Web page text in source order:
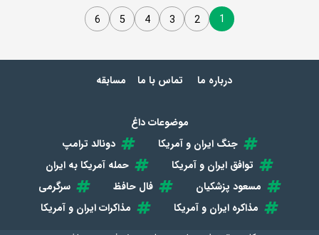
1
2
3
4
5
6
درباره ما تماس با ما مسابقه
موضوعات داغ
جنگ ایران و آمریکا
دونالد ترامپ
توافق ایران و آمریکا
حمله آمریکا به ایران
مسعود پزشکیان
فال حافظ
سرگرمی
مذاکره ایران و آمریکا
مذاکرات ایران و آمریکا